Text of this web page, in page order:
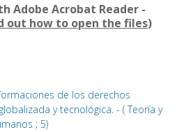
Adobe Acrobat Reader -
out how to open the files)
de los derechos
y tecnológica. - ( Teoría y
; 5)